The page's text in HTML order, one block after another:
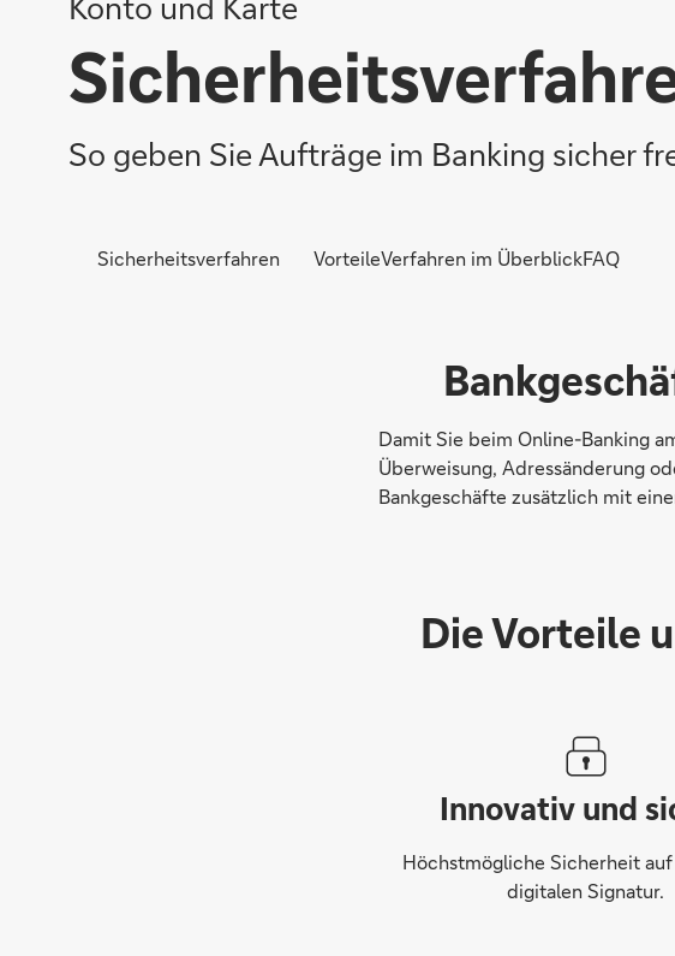
So geben Sie Aufträge im Banking sicher
Sicherheitsverfahren VorteileVerfahren im ÜberblickFAQ
Damit Sie beim Online-Banking
Überweisung, Adressänderung
Bankgeschäfte zusätzlich mit
Die Vorteile
Innovativ und
Höchstmögliche Sicherheit auf
digitalen Signatur.